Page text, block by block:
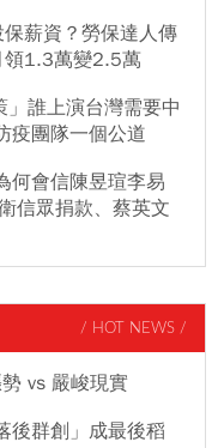
薪資？勞保達人傳
領1.3萬變2.5萬
」誰上演台灣需要中
疫團隊一個公道
何會信陳昱瑄李易
信眾捐款、蔡英文
/ HOT NEWS /
vs 嚴峻現實
後群創」成最後稻